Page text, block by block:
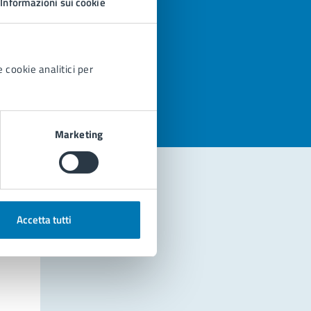
cookie analitici per
Marketing
Accetta tutti